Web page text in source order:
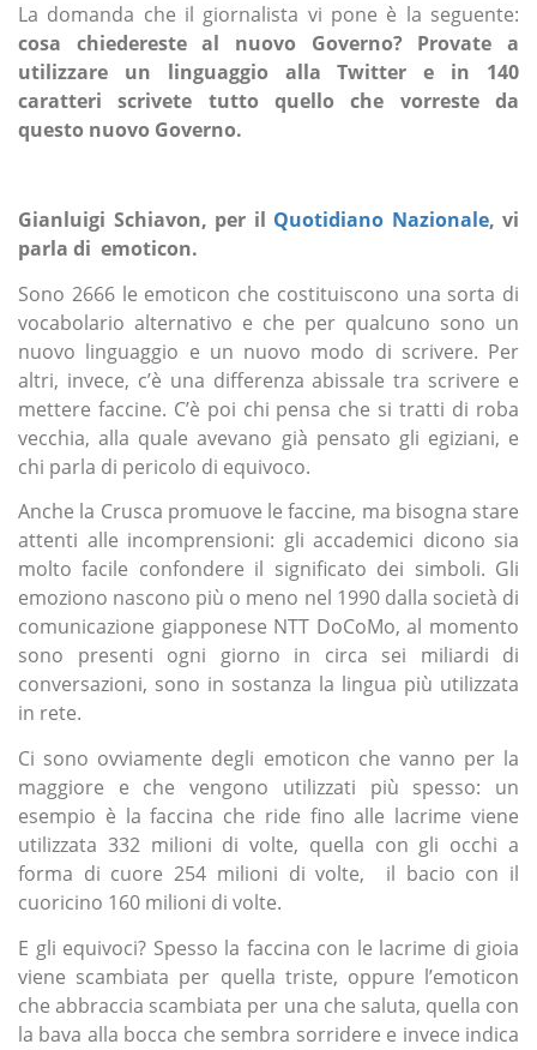
La domanda che il giornalista vi pone è la seguente:
cosa chiedereste al nuovo Governo? Provate a
utilizzare un linguaggio alla Twitter e in 140
caratteri scrivete tutto quello che vorreste da
questo nuovo Governo.
Gianluigi Schiavon, per il Quotidiano Nazionale, vi
parla di emoticon.
Sono 2666 le emoticon che costituiscono una sorta di
vocabolario alternativo e che per qualcuno sono un
nuovo linguaggio e un nuovo modo di scrivere. Per
altri, invece, c’è una differenza abissale tra scrivere e
mettere faccine. C’è poi chi pensa che si tratti di roba
vecchia, alla quale avevano già pensato gli egiziani, e
chi parla di pericolo di equivoco.
Anche la Crusca promuove le faccine, ma bisogna stare
attenti alle incomprensioni: gli accademici dicono sia
molto facile confondere il significato dei simboli. Gli
emoziono nascono più o meno nel 1990 dalla società di
comunicazione giapponese NTT DoCoMo, al momento
sono presenti ogni giorno in circa sei miliardi di
conversazioni, sono in sostanza la lingua più utilizzata
in rete.
Ci sono ovviamente degli emoticon che vanno per la
maggiore e che vengono utilizzati più spesso: un
esempio è la faccina che ride fino alle lacrime viene
utilizzata 332 milioni di volte, quella con gli occhi a
forma di cuore 254 milioni di volte, il bacio con il
cuoricino 160 milioni di volte.
E gli equivoci? Spesso la faccina con le lacrime di gioia
viene scambiata per quella triste, oppure l’emoticon
che abbraccia scambiata per una che saluta, quella con
la bava alla bocca che sembra sorridere e invece indica